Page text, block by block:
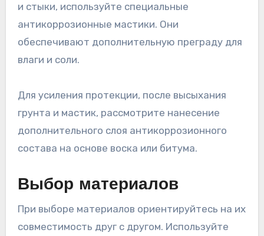
и стыки, используйте специальные
антикоррозионные мастики. Они
обеспечивают дополнительную преграду для
влаги и соли.
Для усиления протекции, после высыхания
грунта и мастик, рассмотрите нанесение
дополнительного слоя антикоррозионного
состава на основе воска или битума.
Выбор материалов
При выборе материалов ориентируйтесь на их
совместимость друг с другом. Используйте